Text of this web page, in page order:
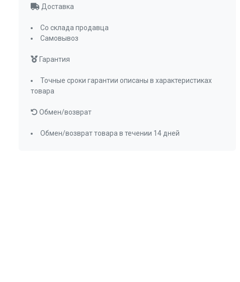
Доставка
Со склада продавца
Самовывоз
Гарантия
Точные сроки гарантии описаны в характеристиках
товара
Обмен/возврат
Обмен/возврат товара в течении 14 дней